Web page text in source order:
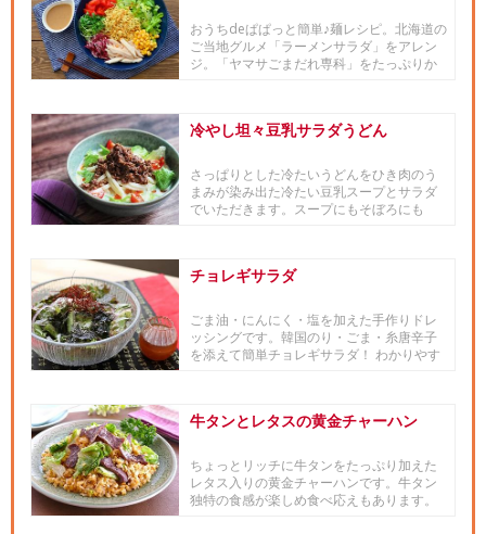
おうちdeぱぱっと簡単♪麺レシピ。北海道の
ご当地グルメ「ラーメンサラダ」をアレン
ジ。「ヤマサごまだれ専科」をたっぷりか
冷やし坦々豆乳サラダうどん
さっぱりとした冷たいうどんをひき肉のう
まみが染み出た冷たい豆乳スープとサラダ
でいただきます。スープにもそぼろにも
チョレギサラダ
ごま油・にんにく・塩を加えた手作りドレ
ッシングです。韓国のり・ごま・糸唐辛子
を添えて簡単チョレギサラダ！ わかりやす
牛タンとレタスの黄金チャーハン
ちょっとリッチに牛タンをたっぷり加えた
レタス入りの黄金チャーハンです。牛タン
独特の食感が楽しめ食べ応えもあります。